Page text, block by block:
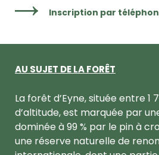
Inscription par
AU SUJET DE LA FORÊT
La forêt d’Eyne, située entre 1
d’altitude, est marquée par
dominée à 99 % par le pin à
une réserve naturelle de